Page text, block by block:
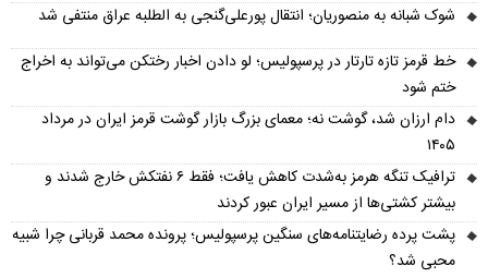
شوک شبانه به منصوریان؛ انتقال پورعلی‌گنجی به الطلبه عراق منتفی شد
خط قرمز تازه تارتار در پرسپولیس؛ لو دادن اخبار رختکن می‌تواند به اخراج
ختم شود
دام ارزان شد، گوشت نه؛ معمای بزرگ بازار گوشت قرمز ایران در مرداد
۱۴۰۵
ترافیک تنگه هرمز به‌شدت کاهش یافت؛ فقط ۶ نفتکش خارج شدند و
بیشتر کشتی‌ها از مسیر ایران عبور کردند
پشت پرده رضایتنامه‌های سنگین پرسپولیس؛ پرونده محمد قربانی چرا شبیه
محبی شد؟